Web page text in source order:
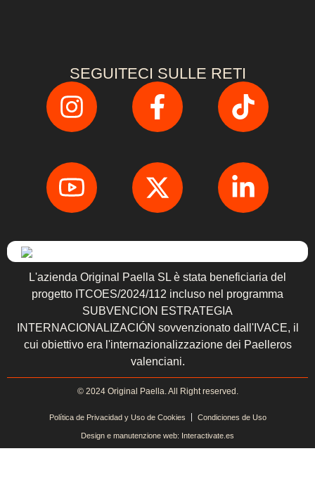
SEGUITECI SULLE RETI
L'azienda Original Paella SL è stata beneficiaria del
progetto ITCOES/2024/112 incluso nel programma
SUBVENCION ESTRATEGIA
INTERNACIONALIZACIÓN sovvenzionato dall'IVACE, il
cui obiettivo era l'internazionalizzazione dei Paelleros
valenciani.
© 2024 Original Paella. All Right reserved.
Política de Privacidad y Uso de Cookies Condiciones de Uso
Design e manutenzione web: Interactivate.es